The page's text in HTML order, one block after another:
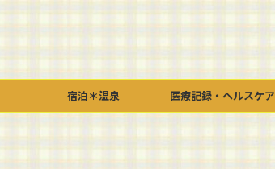
宿泊＊温泉 医療記録・ヘルスケア